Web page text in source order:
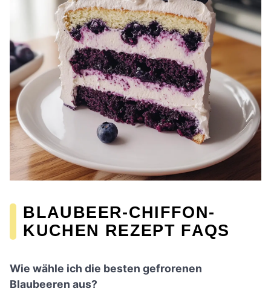
BLAUBEER-CHIFFON-
KUCHEN REZEPT FAQS
Wie wähle ich die besten gefrorenen
Blaubeeren aus?